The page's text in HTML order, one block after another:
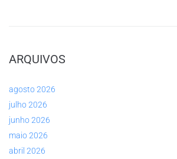
ARQUIVOS
agosto 2026
julho 2026
junho 2026
maio 2026
abril 2026